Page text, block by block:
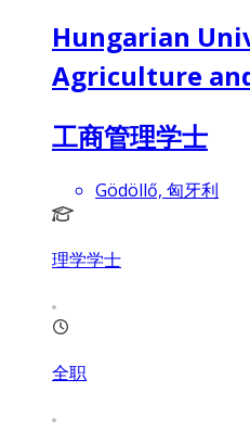
Hungarian
Agriculture
工商管理学士
Gödöllő, 匈牙利
理学学士
全职